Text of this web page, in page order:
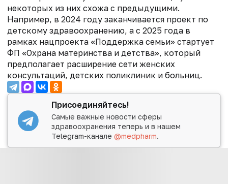
некоторых из них схожа с предыдущими.
Например, в 2024 году заканчивается проект по
детскому здравоохранению, а с 2025 года в
рамках нацпроекта «Поддержка семьи» стартует
ФП «Охрана материнства и детства», который
предполагает расширение сети женских
консультаций, детских поликлиник и больниц.
Присоединяйтесь!
Самые важные новости сферы
здравоохранения теперь и в нашем
Telegram-канале@medpharm.